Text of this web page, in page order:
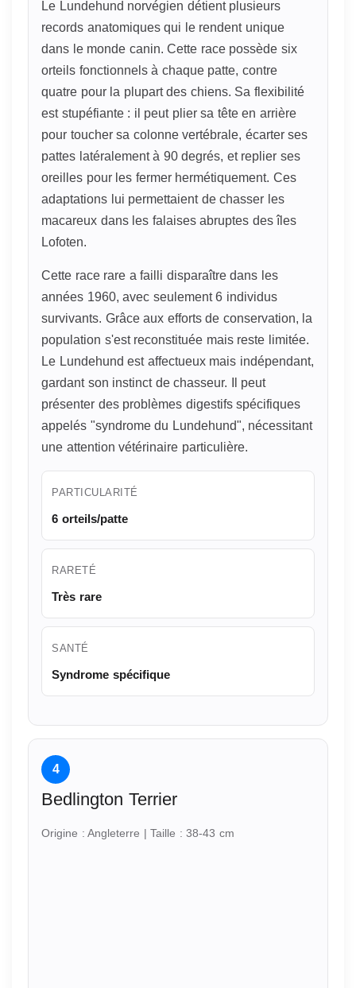
Le Lundehund norvégien détient plusieurs
records anatomiques qui le rendent unique
dans le monde canin. Cette race possède six
orteils fonctionnels à chaque patte, contre
quatre pour la plupart des chiens. Sa flexibilité
est stupéfiante : il peut plier sa tête en arrière
pour toucher sa colonne vertébrale, écarter ses
pattes latéralement à 90 degrés, et replier ses
oreilles pour les fermer hermétiquement. Ces
adaptations lui permettaient de chasser les
macareux dans les falaises abruptes des îles
Lofoten.
Cette race rare a failli disparaître dans les
années 1960, avec seulement 6 individus
survivants. Grâce aux efforts de conservation, la
population s'est reconstituée mais reste limitée.
Le Lundehund est affectueux mais indépendant,
gardant son instinct de chasseur. Il peut
présenter des problèmes digestifs spécifiques
appelés "syndrome du Lundehund", nécessitant
une attention vétérinaire particulière.
PARTICULARITÉ
6 orteils/patte
RARETÉ
Très rare
SANTÉ
Syndrome spécifique
4
Bedlington Terrier
Origine : Angleterre | Taille : 38-43 cm